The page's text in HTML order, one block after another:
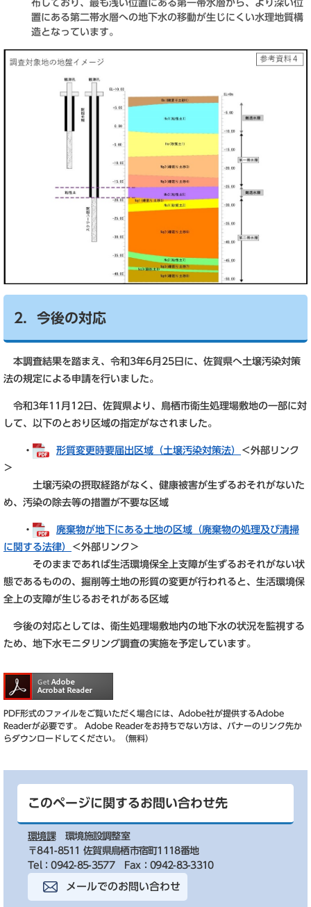
布しており、最も浅い位置にある第一帯水層から、より深い位
置にある第二帯水層への地下水の移動が生じにくい水理地質構
造となっています。
2．今後の対応
本調査結果を踏まえ、令和3年6月25日に、佐賀県へ土壌汚染対策
法の規定による申請を行いました。
令和3年11月12日、佐賀県より、鳥栖市衛生処理場敷地の一部に対
して、以下のとおり区域の指定がなされました。
・ 形質変更時要届出区域（土壌汚染対策法）
＜外部リンク
＞
土壌汚染の摂取経路がなく、健康被害が生ずるおそれがないた
め、汚染の除去等の措置が不要な区域
・
廃棄物が地下にある土地の区域（廃棄物の処理及び清掃
に関する法律）
＜外部リンク＞
そのままであれば生活環境保全上支障が生ずるおそれがない状
態であるものの、掘削等土地の形質の変更が行われると、生活環境保
全上の支障が生じるおそれがある区域
今後の対応としては、衛生処理場敷地内の地下水の状況を監視する
ため、地下水モニタリング調査の実施を予定しています。
PDF形式のファイルをご覧いただく場合には、Adobe社が提供するAdobe
Readerが必要です。
Adobe Readerをお持ちでない方は、バナーのリンク先か
らダウンロードしてください。（無料）
このページに関するお問い合わせ先
環境課
環境施設調整室
〒841-8511 佐賀県鳥栖市宿町1118番地
Tel：0942-85-3577
Fax：0942-83-3310
メールでのお問い合わせ